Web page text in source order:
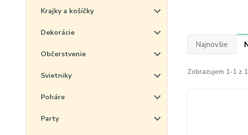
Krajky a košíčky
Dekorácie
Občerstvenie
Svietniky
Poháre
Party
Najnovšie
Zobrazujem 1-1 z 1